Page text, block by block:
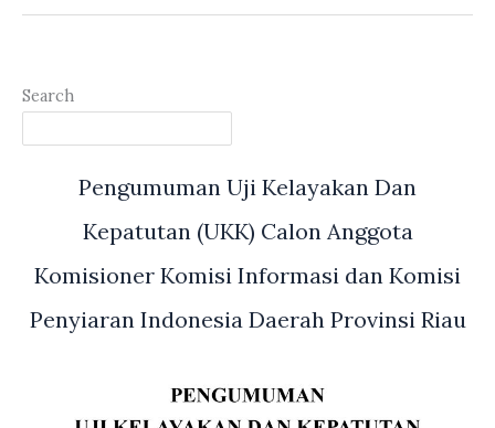
Pembahasan
Ranperda
Provinsi
2023-
Search
Pengumuman Uji Kelayakan Dan
Kepatutan (UKK) Calon Anggota
Komisioner Komisi Informasi dan Komisi
Penyiaran Indonesia Daerah Provinsi Riau